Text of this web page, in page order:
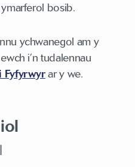
bosib.
ychwanegol am y
i’n tudalennau
Fyfyrwyrar y we.